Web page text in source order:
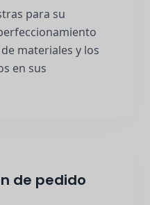
para su
materiales y los
en sus
de pedido